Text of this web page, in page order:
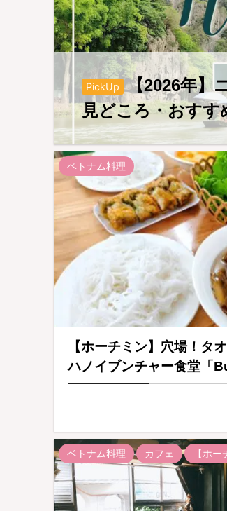
PickUp
【2026年】
見どころ・おすす
ベトナム料理
【ホーチミン】穴場！タ
ハノイブンチャー食堂「
ベトナム料理 カフェ 【ホ